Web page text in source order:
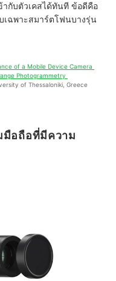
ากับตัวเคสได้ทันที ข้อดีคือ
เฉพาะสมาร์ตโฟนบางรุ่น
of a Mobile Device Camera
Photogrammetry
of Thessaloniki, Greece
มือถือที่มีความ